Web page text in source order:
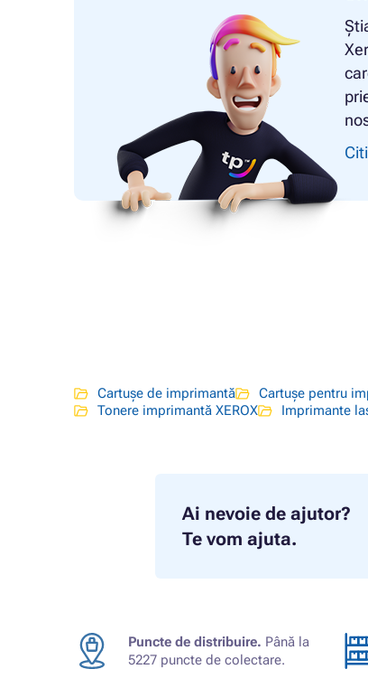
Cartușe de imprimantă Cartușe pentru
Tonere imprimantă XEROX
Imprimante
Ai nevoie de ajutor?
Te vom ajuta.
Puncte de distribuire. Până la
5227 puncte de colectare.